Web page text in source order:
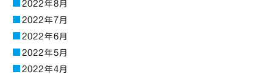
2022年8月
2022年7月
2022年6月
2022年5月
2022年4月